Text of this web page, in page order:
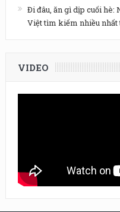
Đi đâu, ăn gì dịp cuối
Việt tìm kiếm nhiều nhất
VIDEO